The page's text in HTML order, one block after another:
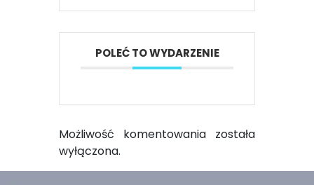
POLEĆ TO WYDARZENIE
Możliwość komentowania została
wyłączona.